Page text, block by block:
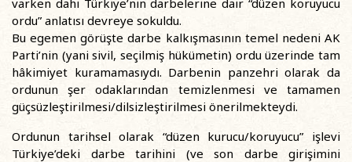
varken dahi Türkiye’nin darbelerine dair “düzen koruyucu
ordu” anlatısı devreye sokuldu.
Bu egemen görüşte darbe kalkışmasının temel nedeni AK
Parti’nin (yani sivil, seçilmiş hükümetin) ordu üzerinde tam
hâkimiyet kuramamasıydı. Darbenin panzehri olarak da
ordunun şer odaklarından temizlenmesi ve tamamen
güçsüzleştirilmesi/dilsizleştirilmesi önerilmekteydi.
Ordunun tarihsel olarak “düzen kurucu/koruyucu” işlevi
Türkiye’deki darbe tarihini (ve son darbe girişimini